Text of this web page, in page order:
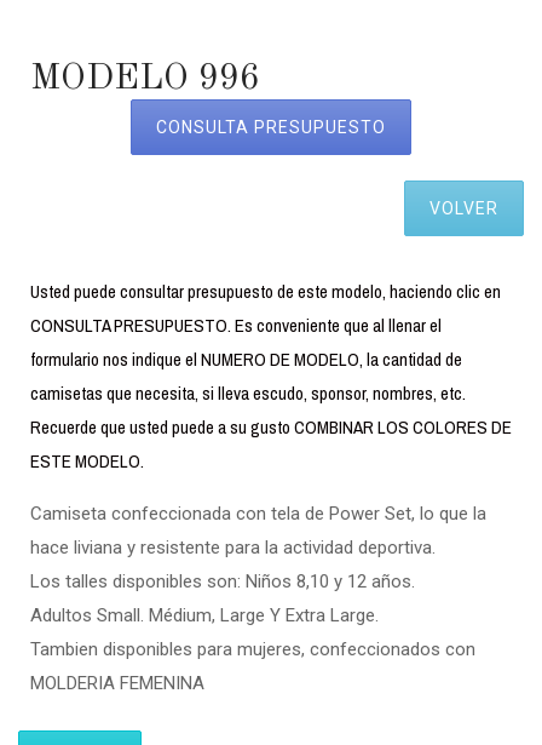
MODELO 996
CONSULTA PRESUPUESTO
VOLVER
Usted puede consultar presupuesto de este modelo, haciendo clic en
CONSULTA PRESUPUESTO. Es conveniente que al llenar el
formulario nos indique el NUMERO DE MODELO, la cantidad de
camisetas que necesita, si lleva escudo, sponsor, nombres, etc.
Recuerde que usted puede a su gusto COMBINAR LOS COLORES DE
ESTE MODELO.
Camiseta confeccionada con tela de Power Set, lo que la
hace liviana y resistente para la actividad deportiva.
Los talles disponibles son: Niños 8,10 y 12 años.
Adultos Small. Médium, Large Y Extra Large.
Tambien disponibles para mujeres, confeccionados con
MOLDERIA FEMENINA